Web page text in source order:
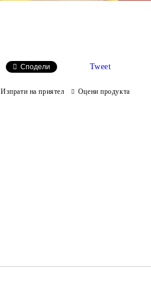
Сподели Tweet
Изпрати на приятел Оцени продукта